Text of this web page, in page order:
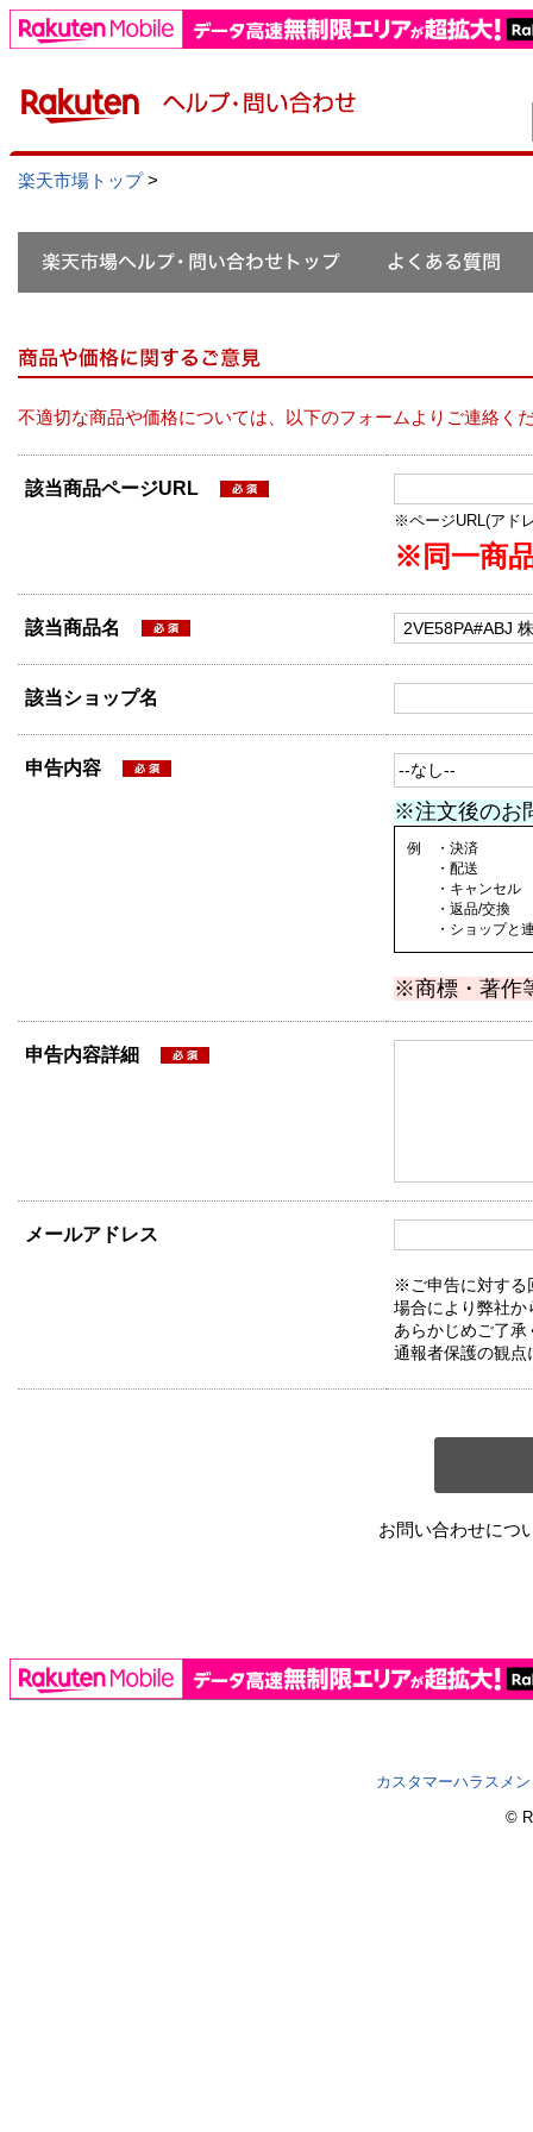
楽天市場トップ>
不適切な商品や価格については、以下のフォームよりご連絡く
該当商品ページURL
※ページURL(アド
※同一商
該当商品名
該当ショップ名
申告内容
※注文後のお
例 ・決済
・配送
・キャンセル
・返品/交換
・ショップと連
※商標・著作
申告内容詳細
メールアドレス
※ご申告に対する
場合により弊社か
あらかじめご了承
通報者保護の観点
お問い合わせにつ
カスタマーハラスメ
©